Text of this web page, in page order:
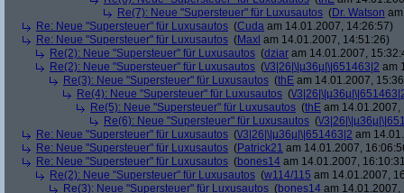
Re(7): Neue "Supersteuer" für Luxusautos (Dr. Watson
Re: Neue "Supersteuer" für Luxusautos (Cuda am 14.01.2007, 14:26:57)
Re: Neue "Supersteuer" für Luxusautos (Maxl am 14.01.2007, 14:51:26)
Re(2): Neue "Supersteuer" für Luxusautos (dziar am 14.01.2007,
Re(2): Neue "Supersteuer" für Luxusautos (\/3|26|\|µ36µ|\|651463|2 am
Re(3): Neue "Supersteuer" für Luxusautos (thE am 14.01.2007,
Re(4): Neue "Supersteuer" für Luxusautos (\/
Re(5): Neue "Supersteuer" für Luxusautos (thE am 14.01.2007,
Re(6): Neue "Supersteuer" für Luxusautos (\/
Re: Neue "Supersteuer" für Luxusautos (\/3|26|\|µ36µ|\|651463|2 am
Re: Neue "Supersteuer" für Luxusautos (Patrick21 am 14.01.2007,
Re: Neue "Supersteuer" für Luxusautos (bones14 am 14.01.2007,
Re(2): Neue "Supersteuer" für Luxusautos (w114/115 am 14.01.2007,
Re(3): Neue "Supersteuer" für Luxusautos (bones14 am 14.01.2007,